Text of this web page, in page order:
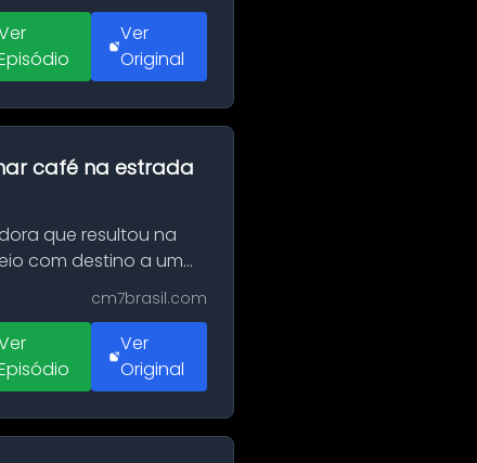
Ver
Original
café na estrada
que resultou na
com destino a um
cm7brasil.com
Ver
Original